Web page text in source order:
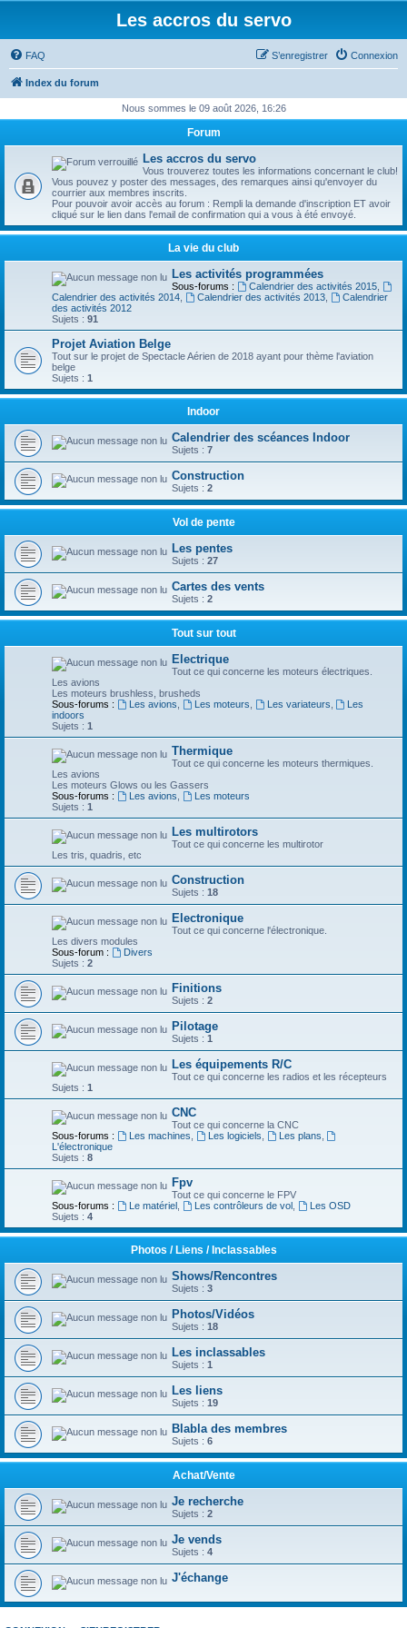
Les accros du servo
FAQ Connexion
S’enregistrer
Index du forum
Nous sommes le 09 août 2026, 16:26
Forum
Les accros du servo
Vous trouverez toutes les informations concernant le club!
Vous pouvez y poster des messages, des remarques ainsi qu'envoyer du
courrier aux membres inscrits.
Pour pouvoir avoir accès au forum : Rempli la demande d'inscription ET avoir
cliqué sur le lien dans l'email de confirmation qui a vous à été envoyé.
La vie du club
Les activités programmées
Sous-forums : Calendrier des activités 2015,
Calendrier des activités 2014
Calendrier des activités 2013,
Calendrier
des activités 2012
Sujets : 91
Projet Aviation Belge
Tout sur le projet de Spectacle Aérien de 2018 ayant pour thème l'aviation
belge
Sujets : 1
Indoor
Calendrier des scéances Indoor
Sujets : 7
Construction
Sujets : 2
Vol de pente
Les pentes
Sujets : 27
Cartes des vents
Sujets : 2
Tout sur tout
Electrique
Tout ce qui concerne les moteurs électriques.
Les avions
Les moteurs brushless, brusheds
Sous-forums :
Les avions Les moteurs Les variateurs
Les
indoors
Sujets : 1
Thermique
Tout ce qui concerne les moteurs thermiques.
Les avions
Les moteurs Glows ou les Gassers
Sous-forums :
Les avions
Les moteurs
Sujets : 1
Les multirotors
Tout ce qui concerne les multirotor
Les tris, quadris, etc
Construction
Sujets : 18
Electronique
Tout ce qui concerne l'électronique.
Les divers modules
Sous-forum :
Divers
Sujets : 2
Finitions
Sujets : 2
Pilotage
Sujets : 1
Les équipements R/C
Tout ce qui concerne les radios et les récepteurs
Sujets : 1
CNC
Tout ce qui concerne la CNC
Sous-forums :
Les machines Les logiciels Les plans
L'électronique
Sujets : 8
Fpv
Tout ce qui concerne le FPV
Sous-forums :
Le matériel, Les contrôleurs de vol,
Les OSD
Sujets : 4
Photos / Liens / Inclassables
Shows/Rencontres
Sujets : 3
Photos/Vidéos
Sujets : 18
Les inclassables
Sujets : 1
Les liens
Sujets : 19
Blabla des membres
Sujets : 6
Achat/Vente
Je recherche
Sujets : 2
Je vends
Sujets : 4
J'échange